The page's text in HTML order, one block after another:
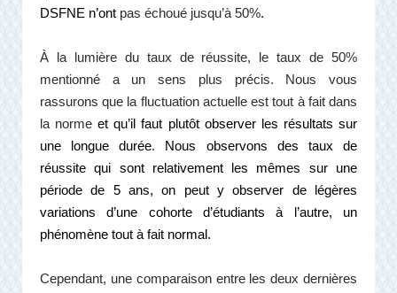
DSFNE n’ont pas échoué jusqu’à 50%.
À la lumière du taux de réussite, le taux de 50%
mentionné a un sens plus précis. Nous vous
rassurons que la fluctuation actuelle est tout à fait dans
la norme et qu’il faut plutôt observer les résultats sur
une longue durée. Nous observons des taux de
réussite qui sont relativement les mêmes sur une
période de 5 ans, on peut y observer de légères
variations d’une cohorte d’étudiants à l’autre, un
phénomène tout à fait normal.
Cependant, une comparaison entre les deux dernières